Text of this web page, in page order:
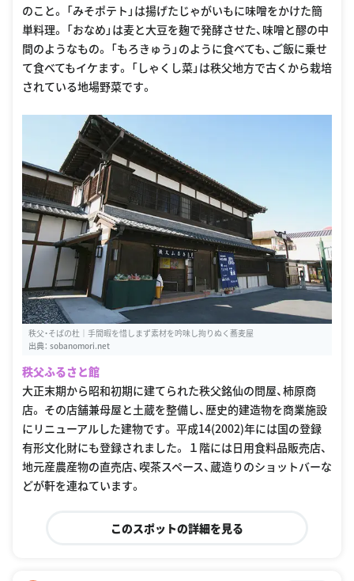
のこと。 「みそポテト」は揚げたじゃがいもに味噌をかけた簡
単料理。 「おなめ」は麦と大豆を麹で発酵させた、味噌と醪の中
間のようなもの。 「もろきゅう」のように食べても、ご飯に乗せ
て食べてもイケます。 「しゃくし菜」は秩父地方で古くから栽培
されている地場野菜です。
秩父・そばの杜｜手間暇を惜しまず素材を吟味し拘りぬく蕎麦屋
出典： sobanomori.net
秩父ふるさと館
大正末期から昭和初期に建てられた秩父銘仙の問屋、柿原商
店。 その店舗兼母屋と土蔵を整備し、歴史的建造物を商業施設
にリニューアルした建物です。 平成14(2002)年には国の登録
有形文化財にも登録されました。 １階には日用食料品販売店、
地元産農産物の直売店、喫茶スペース、蔵造りのショットバーな
どが軒を連ねています。
このスポットの詳細を見る